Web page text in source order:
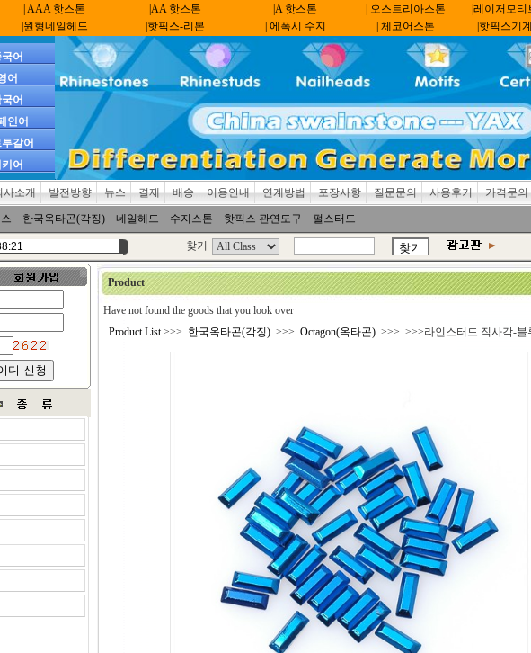
| AAA 핫스톤 |AA 핫스톤 |A 핫스톤 | 오스트리아스톤 |레이저모티
|원형네일헤드 |핫픽스-리본 | 에폭시 수지 | 체코어스톤 |핫픽스기계
어
어
어
인어
갈어
어
사소개 발전방향 뉴스 결제 배송 이용안내 연계방법 포장사항 질문문의 사용후기 가격문의
한국옥타곤(각징) 네일헤드 수지스톤 핫픽스 관연도구 펄스터드
찾기
Product
Have not found the goods that you look over
Product List>>> 한국옥타곤(각징) >>> Octagon(옥타곤) >>> >>>라인스터드 직사각-블